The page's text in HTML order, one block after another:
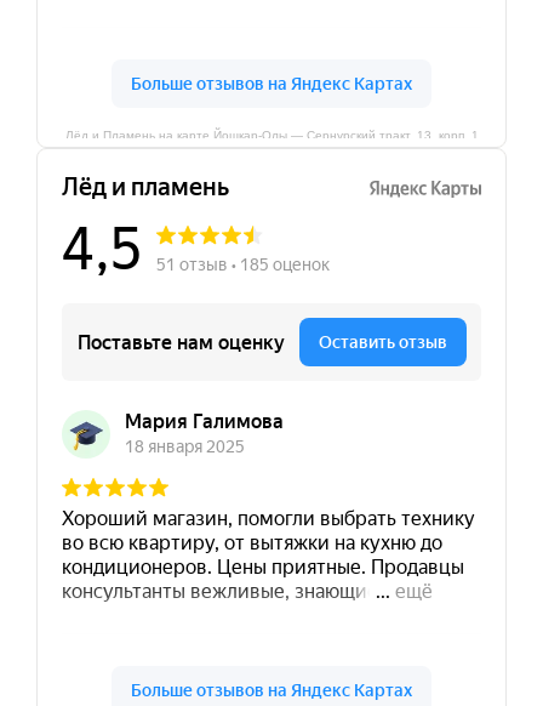
Лёд и Пламень на карте Йошкар‑Олы — Сернурский тракт, 13, корп. 1